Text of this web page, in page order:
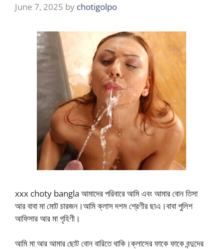
June 7, 2025 by chotigolpo
xxx choty bangla আমাদের পরিবারে আমি এবং আমার বোন তিসা
আর বাবা মা মোট চারজন।আমি ক্লাস দশম শ্রেণীর ছাএ।বাবা পুলিশ
আফিসার আর মা গৃহিণী।
আমি মা আর আমার ছোট বোন বারিতে থাকি।ক্লাসের ফাকে ফাকে বন্দুদের